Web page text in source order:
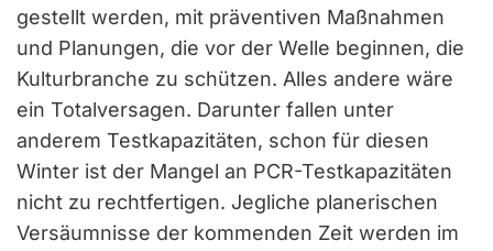
gestellt werden, mit präventiven Maßnahmen
und Planungen, die vor der Welle beginnen, die
Kulturbranche zu schützen. Alles andere wäre
ein Totalversagen. Darunter fallen unter
anderem Testkapazitäten, schon für diesen
Winter ist der Mangel an PCR-Testkapazitäten
nicht zu rechtfertigen. Jegliche planerischen
Versäumnisse der kommenden Zeit werden im